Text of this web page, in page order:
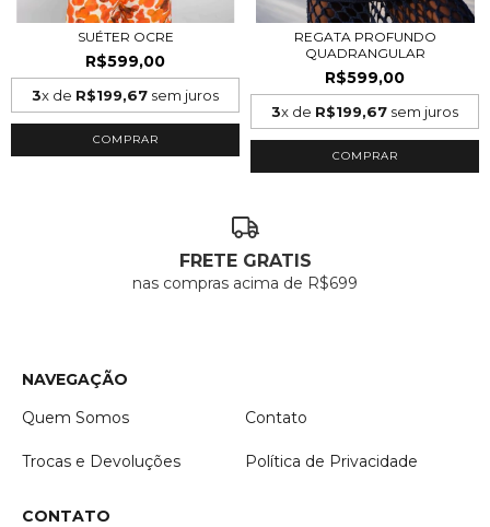
SUÉTER OCRE
R$599,00
3x de R$199,67 sem juros
COMPRAR
REGATA PROFUNDO
QUADRANGULAR
R$599,00
3x de R$199,67 sem juros
COMPRAR
FRETE GRATIS
nas compras acima de R$699
NAVEGAÇÃO
Quem Somos
Contato
Trocas e Devoluções Política de Privacidade
CONTATO